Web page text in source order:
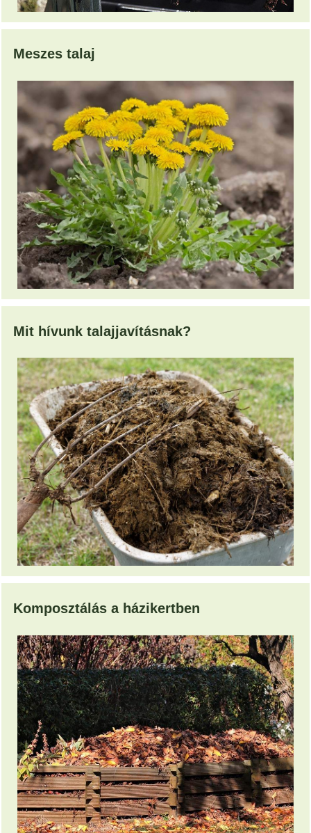
Meszes talaj
Mit hívunk talajjavításnak?
Komposztálás a házikertben